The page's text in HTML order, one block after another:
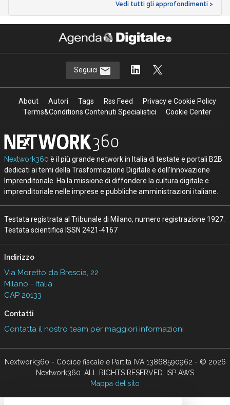
Vedi tutti gli approfondimenti >
Seguici
About Autori Tags Rss Feed
Privacy e Cookie Policy
Terms&Conditions Contenuti Specialistici
Cookie Center
Nextwork360 è il più grande network in Italia di testate e portali B2B
dedicati ai temi della Trasformazione Digitale e dell’Innovazione
Imprenditoriale. Ha la missione di diffondere la cultura digitale e
imprenditoriale nelle imprese e pubbliche amministrazioni italiane.
Testata registrata al Tribunale di Milano, numero registrazione 1927.
Testata scientifica ISSN 2421-4167
Indirizzo
Via Moretto da Brescia, 22
Milano - Italia
CAP 20133
Contatti
Contatta il nostro team per maggiori informazioni
Nextwork360 - Codice fiscale e Partita IVA 13868590962 - © 2026
Nextwork360. ALL RIGHTS RESERVED. ISP AWS
Mappa del sito